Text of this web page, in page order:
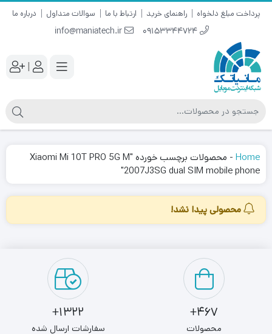
پرداخت مبلغ دلخواه راهنمای خرید ارتباط با ما سوالات متداول درباره ما
09153344724
info@maniatech.ir
|
Home
-
محصولات برچسب خورده "Xiaomi Mi 10T PRO 5G M
2007J3SG dual SIM mobile phone"
محصولی پیدا نشد!
467+
محصولات
1322+
سفارشات ارسال شده